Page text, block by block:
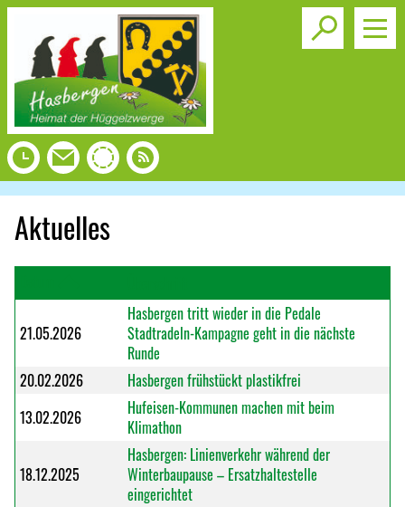
Toggle
Aktuelles
21.05.2026
Hasbergen tritt wieder in die Pedale
Stadtradeln-Kampagne geht in die nächste
Runde
20.02.2026
Hasbergen frühstückt plastikfrei
13.02.2026
Hufeisen-Kommunen machen mit beim
Klimathon
18.12.2025
Hasbergen: Linienverkehr während der
Winterbaupause – Ersatzhaltestelle
eingerichtet